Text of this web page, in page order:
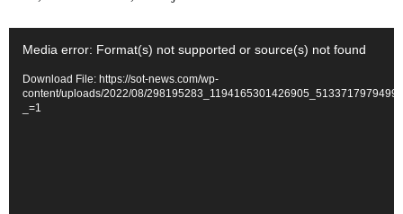
Media error: Format(s) not supported or source(s) not found
Download File: https://sot-news.com/wp-
content/uploads/2022/08/
_=1